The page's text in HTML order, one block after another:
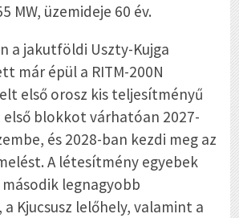
MW, üzemideje 60 év.
a jakutföldi Uszty-Kujga
már épül a RITM-200N
első orosz kis teljesítményű
első blokkot várhatóan 2027-
és 2028-ban kezdi meg az
A létesítmény egyebek
legnagyobb
Kjucsusz lelőhely, valamint a